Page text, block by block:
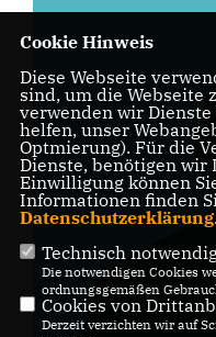
Cookie Hinweis
Diese Webseite
sind, um die Webseite
verwenden wir
helfen, unser
Optmierung). Für die
Dienste, benötigen
Einwilligung können
Informationen finden
Datenschutzerklärung.
Technisch
Die notwendigen Cookies
ordnungsgemäßen
Cookies von
Derzeit verzichten wir auf